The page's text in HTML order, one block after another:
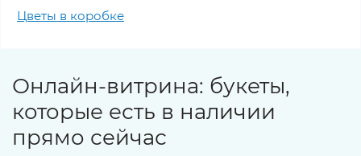
Цветы в коробке
Онлайн-витрина: букеты,
которые есть в наличии
прямо сейчас